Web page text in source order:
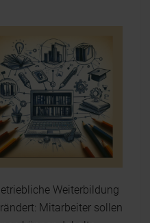
Weiterbildung
Mitarbeiter sollen